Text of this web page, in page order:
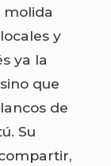
molida
y
ya la
que
de
Su